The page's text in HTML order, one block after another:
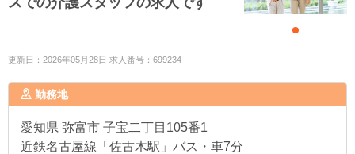
更新日：2026年05月28日 求人番号：699234
勤務地
愛知県 弥富市 子宝二丁目105番1
近鉄名古屋線「佐古木駅」バス・車7分